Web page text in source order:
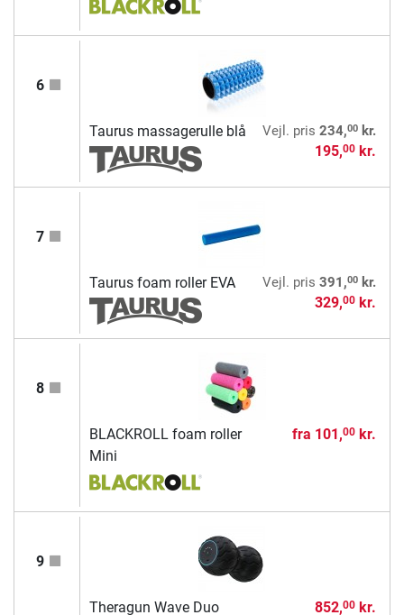
6
Taurus massagerulle blå Vejl. pris 234,00kr.
195,00kr.
7
Taurus foam roller EVA Vejl. pris 391,00kr.
329,00kr.
8
BLACKROLL foam roller
Mini
fra 101,00kr.
9
Theragun Wave Duo 852,00kr.